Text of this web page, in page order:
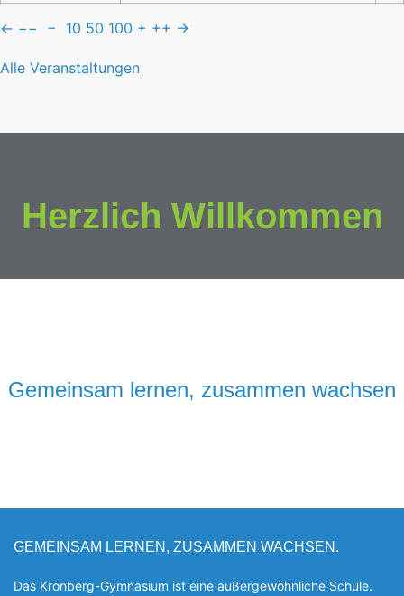
← −− − 10 50 100 + ++ →
Alle Veranstaltungen
Herzlich Willkommen
Gemeinsam lernen, zusammen wachsen
GEMEINSAM LERNEN, ZUSAMMEN WACHSEN.
Das Kronberg-Gymnasium ist eine außergewöhnliche Schule.